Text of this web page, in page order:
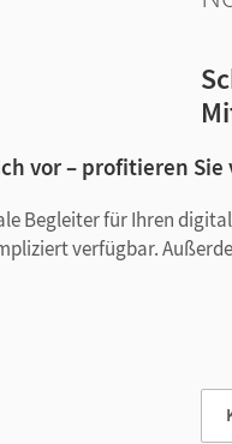
vor – profitieren
Begleiter für Ihren
verfügbar.